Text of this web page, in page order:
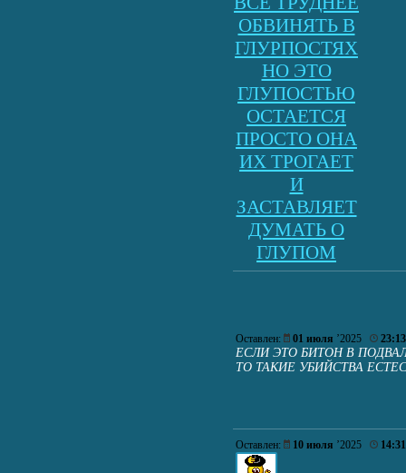
ОБВИНЯТЬ В
ГЛУРПОСТЯХ
НО ЭТО
ГЛУПОСТЬЮ
ОСТАЕТСЯ
ПРОСТО ОНА
ИХ ТРОГАЕТ
И
ЗАСТАВЛЯЕТ
ДУМАТЬ О
ГЛУПОМ
Оставлен: 01 июля ’2025 23:13
ЕСЛИ ЭТО БИТОН В
ТО ТАКИЕ УБИЙСТВА
Оставлен: 10 июля ’2025 14:31